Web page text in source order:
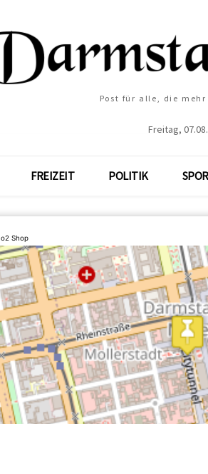
Post für alle, die
Freitag,
FREIZEIT POLITIK
o2 Shop